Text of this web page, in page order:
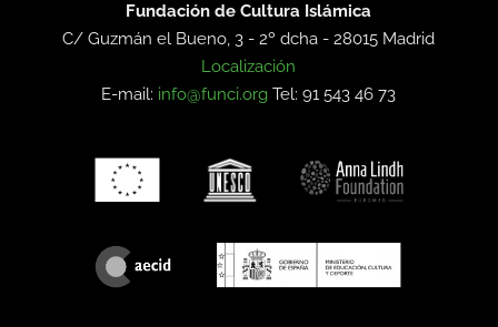
Fundación de Cultura Islámica
C/ Guzmán el Bueno, 3 - 2º dcha -28015 Madrid
Localización
E-mail: info@funci.org Tel: 91 543 46 73